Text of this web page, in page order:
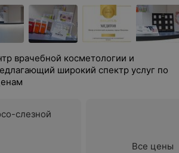
врачебной косметологии и
широкий спектр услуг по
слезной
Все цены